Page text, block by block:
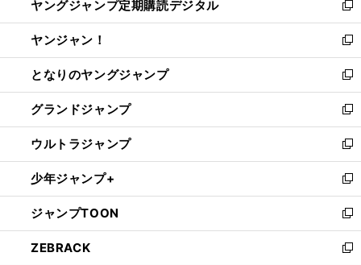
く
で
開
く
ド
ウ
で
開
く
い
ウ
ィ
ン
ド
ウ
で
開
く
ヤングジャンプ定期購読デジタル
新
し
い
ウ
ィ
ン
ド
ウ
で
開
く
ヤンジャン！
新
し
い
ウ
ィ
ン
ド
ウ
で
開
く
となりのヤングジャンプ
新
し
い
ウ
ィ
ン
ド
ウ
で
開
く
グランドジャンプ
新
し
い
ウ
ィ
ン
ド
ウ
で
ウルトラジャンプ
新
し
い
ウ
ィ
ン
ド
少年ジャンプ+
新
し
い
ウ
ィ
ジャンプTOON
新
し
い
ZEBRACK
新